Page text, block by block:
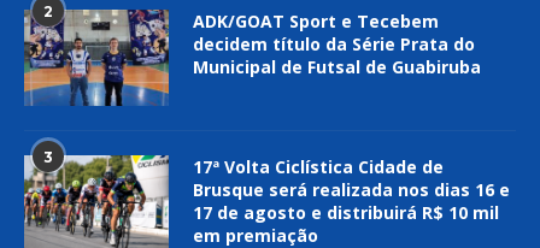
2
ADK/GOAT Sport e Tecebem
decidem título da Série Prata do
Municipal de Futsal de Guabiruba
3
17ª Volta Ciclística Cidade de
Brusque será realizada nos dias 16 e
17 de agosto e distribuirá R$ 10 mil
em premiação